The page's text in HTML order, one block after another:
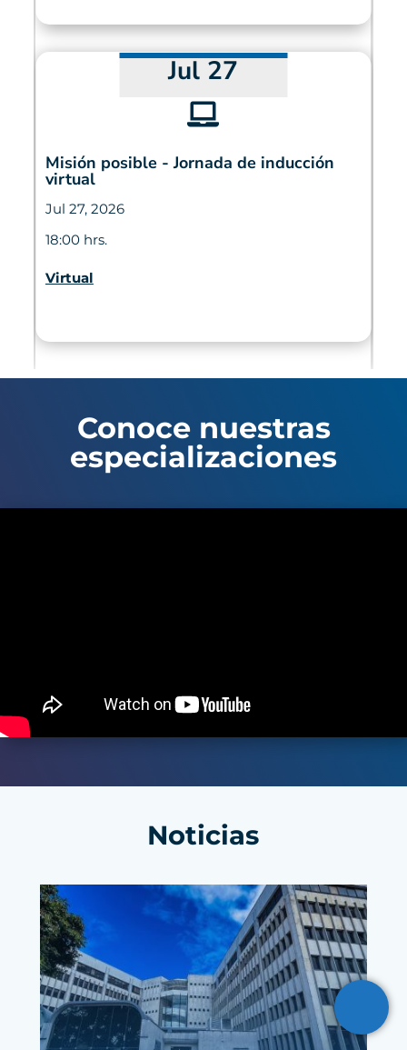
Jul 27

Misión posible - Jornada de inducción
virtual
Jul 27, 2026
18:00 hrs.
Virtual
Conoce nuestras
especializaciones
Noticias